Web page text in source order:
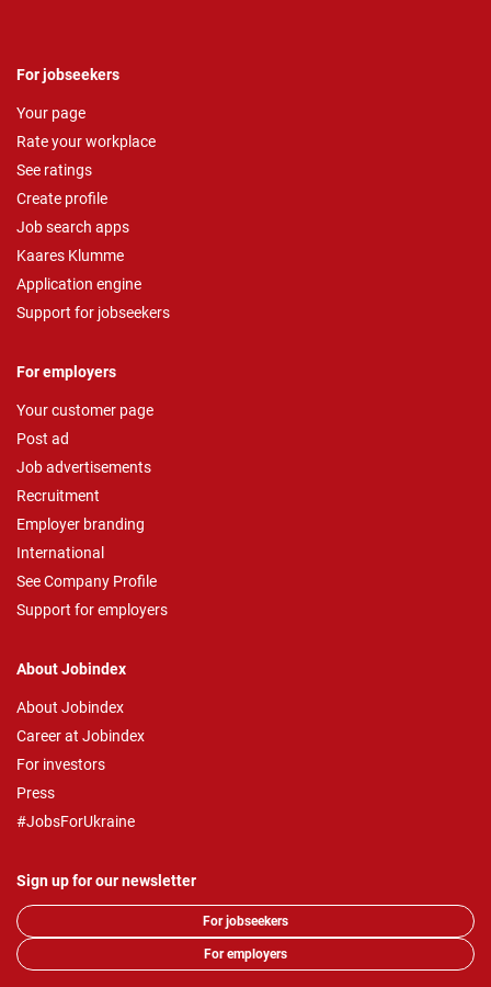
For jobseekers
Your page
Rate your workplace
See ratings
Create profile
Job search apps
Kaares Klumme
Application engine
Support for jobseekers
For employers
Your customer page
Post ad
Job advertisements
Recruitment
Employer branding
International
See Company Profile
Support for employers
About Jobindex
About Jobindex
Career at Jobindex
For investors
Press
#JobsForUkraine
Sign up for our newsletter
For jobseekers
For employers